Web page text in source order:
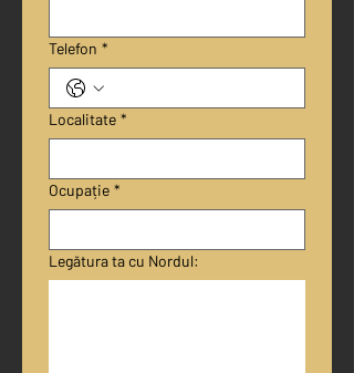
Telefon *
Localitate *
Ocupație *
Legătura ta cu Nordul: